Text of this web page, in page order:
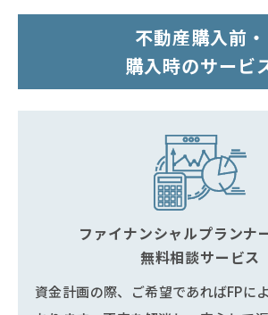
不動産購入前・
購入時のサービ
ファイナンシャルプランナ
無料相談サービス
資金計画の際、ご希望であればFPに